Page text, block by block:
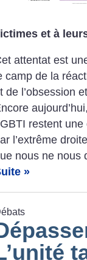
et à
attentat est
camp de la
de l’obsession
restent
l’extrême
nous ne nous
»